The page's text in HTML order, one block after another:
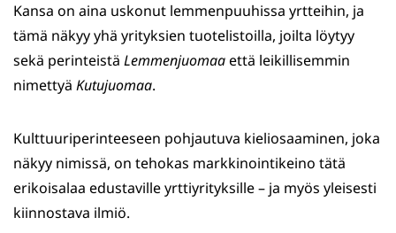
Kansa on aina uskonut lemmenpuuhissa yrtteihin, ja
tämä näkyy yhä yrityksien tuotelistoilla, joilta löytyy
sekä perinteistä Lemmenjuomaaettä leikillisemmin
nimettyä Kutujuomaa.
Kulttuuriperinteeseen pohjautuva kieliosaaminen, joka
näkyy nimissä, on tehokas markkinointikeino tätä
erikoisalaa edustaville yrttiyrityksille – ja myös yleisesti
kiinnostava ilmiö.